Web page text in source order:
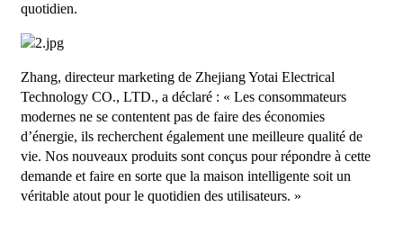
quotidien.
Zhang, directeur marketing de Zhejiang Yotai Electrical
Technology CO., LTD., a déclaré : « Les consommateurs
modernes ne se contentent pas de faire des économies
d’énergie, ils recherchent également une meilleure qualité de
vie. Nos nouveaux produits sont conçus pour répondre à cette
demande et faire en sorte que la maison intelligente soit un
véritable atout pour le quotidien des utilisateurs. »